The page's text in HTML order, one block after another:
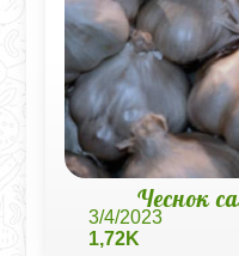
Чеснок
3/4/2023
1,72K